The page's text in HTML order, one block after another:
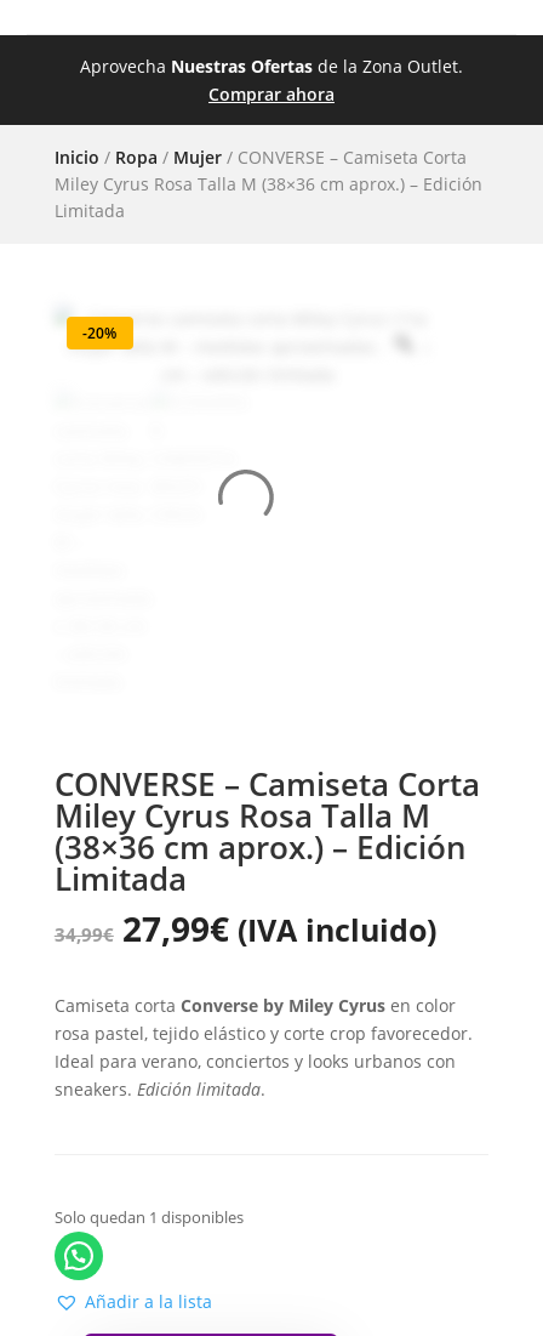
Aprovecha Nuestras Ofertasde la Zona Outlet.
Comprar ahora
Inicio / Ropa / Mujer/ CONVERSE – Camiseta Corta
Miley Cyrus Rosa Talla M (38×36 cm aprox.) – Edición
Limitada
-20%
CONVERSE – Camiseta Corta
Miley Cyrus Rosa Talla M
(38×36 cm aprox.) – Edición
Limitada
34,99€ 27,99€ (IVA incluido)
Camiseta corta Converse by Miley Cyrusen color
rosa pastel, tejido elástico y corte crop favorecedor.
Ideal para verano, conciertos y looks urbanos con
sneakers. Edición limitada.
Solo quedan 1 disponibles
Añadir a la lista